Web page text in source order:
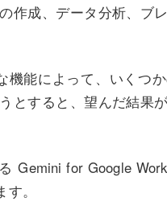
作成、データ分析、ブ
能によって、いくつ
とすると、望んだ結果
Gemini for Google
。